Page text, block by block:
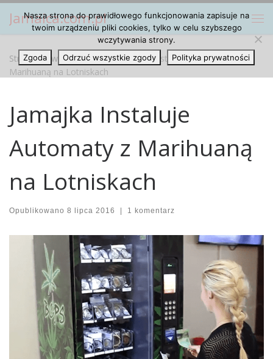
Przejdź do treści
Jamaica.com.pl
Strona główna » Artykuły » Jamajka Instaluje Automaty z
Marihuaną na Lotniskach
Jamajka Instaluje
Automaty z Marihuaną
na Lotniskach
Opublikowano 8 lipca 2016 | 1 komentarz
Nasza strona do prawidłowego funkcjonowania zapisuje na
twoim urządzeniu pliki cookies, tylko w celu szybszego
wczytywania strony.
Zgoda
Odrzuć wszystkie zgody Polityka prywatności